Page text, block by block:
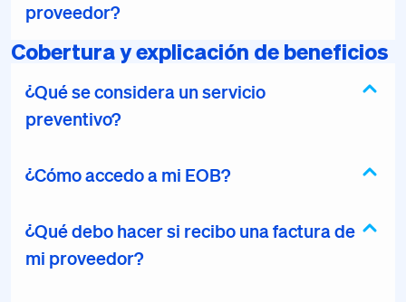
proveedor?
Cobertura y explicación de beneficios
¿Qué se considera un servicio
preventivo?
¿Cómo accedo a mi EOB?
¿Qué debo hacer si recibo una factura de
mi proveedor?